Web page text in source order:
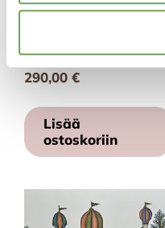
II (2023)
290,00 €
Lisää
ostoskoriin